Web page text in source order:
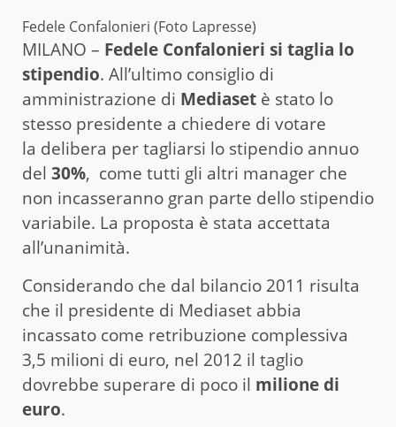
Fedele Confalonieri (Foto Lapresse)
MILANO – Fedele Confalonieri si taglia lo
stipendio. All’ultimo consiglio di
amministrazione di Mediaset è stato lo
stesso presidente a chiedere di votare
la delibera per tagliarsi lo stipendio annuo
del 30%, come tutti gli altri manager che
non incasseranno gran parte dello stipendio
variabile. La proposta è stata accettata
all’unanimità.
Considerando che dal bilancio 2011 risulta
che il presidente di Mediaset abbia
incassato come retribuzione complessiva
3,5 milioni di euro, nel 2012 il taglio
dovrebbe superare di poco il milione di
euro.